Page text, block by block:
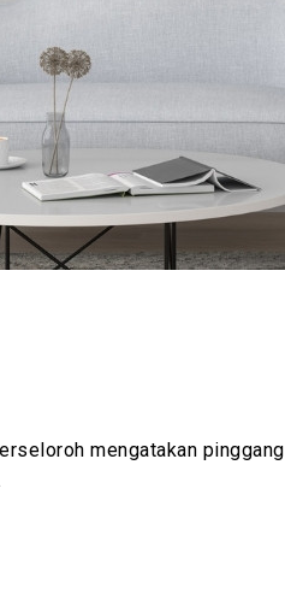
mengatakan pinggang